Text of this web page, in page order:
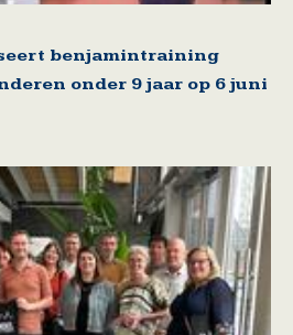
benjamintraining
onder 9 jaar op 6 juni